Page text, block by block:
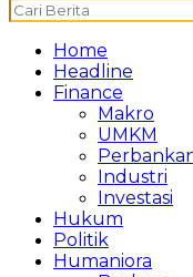
Home
Headline
Finance
Makro
UMKM
Industri
Investasi
Hukum
Politik
Humaniora